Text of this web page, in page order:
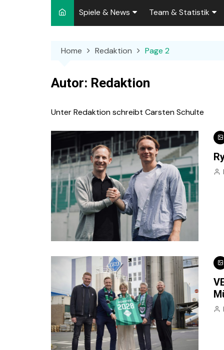
Spiele & News
Team-News
Punktspiele
Testspiele
Archiv
Team & Statistik
Sperren und
„Kicker“ Elf des
Ewige Tabellen
DFB-Strafen
Home Redaktion Page 2
Autor: Redaktion
Unter Redaktion schreibt Carsten Schulte